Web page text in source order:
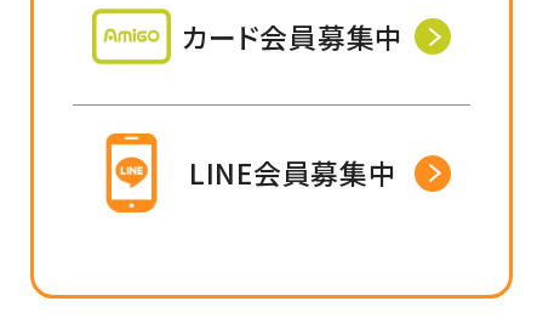
カード会員募集中
LINE会員募集中